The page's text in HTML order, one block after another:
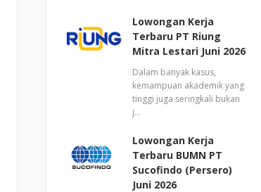
Lowongan Kerja
Terbaru PT Riung
Mitra Lestari Juni 2026
Dalam banyak kasus,
kemampuan akademik yang
tinggi juga seringkali bukan
j…
Lowongan Kerja
Terbaru BUMN PT
Sucofindo (Persero)
Juni 2026